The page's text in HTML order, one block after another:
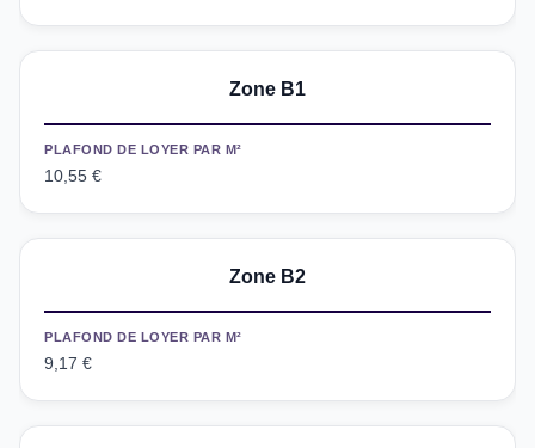
Zone B1
PLAFOND DE LOYER PAR M²
10,55 €
Zone B2
PLAFOND DE LOYER PAR M²
9,17 €